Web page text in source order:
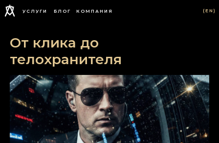
УСЛУГИ БЛОГ КОМПАНИЯ (EN)
От клика до
телохранителя